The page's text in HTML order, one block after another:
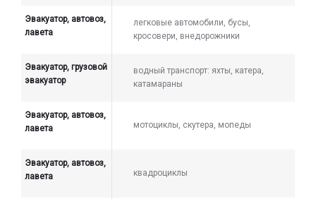
Эвакуатор, автовоз,
лавета
легковые автомобили, бусы,
кросовери, внедорожники
Эвакуатор, грузовой
эвакуатор
водный транспорт: яхты, катера,
катамараны
Эвакуатор, автовоз,
лавета
мотоциклы, скутера, мопеды
Эвакуатор, автовоз,
лавета
квадроциклы